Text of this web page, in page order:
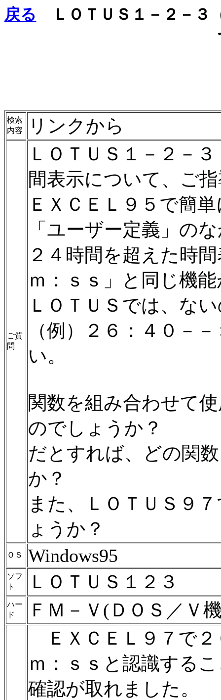
戻る ＬＯＴＵＳ１－２－３
検索
内容
リンクから
ご質
問
ＬＯＴＵＳ１－２－
間表示について、ご
ＥＸＣＥＬ９５で簡
「ユーザー定義」の
２４時間を超えた時
ｍ：ｓｓ」と同じ機
ＬＯＴＵＳでは、な
（例）２６：４０－
い。
関数を組み合わせて
のでしょうか？
だとすれば、どの関
か？
また、ＬＯＴＵＳ９
ょうか？
ＯＳ Windows95
ソフ
ト
ＬＯＴＵＳ１２３
ハー
ド
ＦＭ－Ｖ(ＤＯＳ／Ｖ
ＥＸＣＥＬ９７で２
ｍ：ｓｓと認識する
確認が取れました。